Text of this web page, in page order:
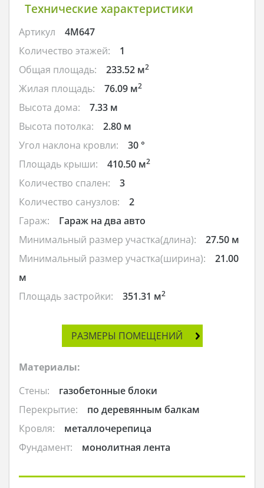
Технические характеристики
Артикул
4M647
Количество этажей:
1
Общая площадь:
233.52 м2
Жилая площадь: 76.09 м2
Высота дома:
7.33 м
Высота потолка:
2.80 м
Угол наклона кровли:
30 °
Площадь крыши:
410.50 м2
Количество спален:
3
Количество санузлов:
2
Гараж:
Гараж на два авто
Минимальный размер участка(длина):
27.50 м
Минимальный размер участка(ширина):
21.00
м
Площадь застройки:
351.31 м2
РАЗМЕРЫ ПОМЕЩЕНИЙ
Материалы:
Стены:
газобетонные блоки
Перекрытие:
по деревянным балкам
Кровля:
металлочерепица
Фундамент:
монолитная лента